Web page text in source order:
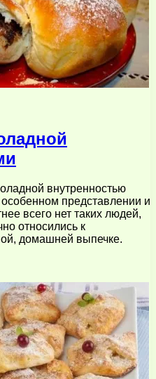
внутренностью
представлении и
всего нет таких людей,
относились к
домашней выпечке.